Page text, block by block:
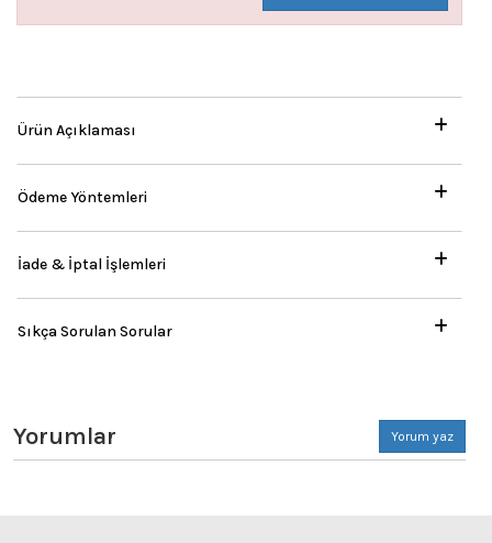
Ürün Açıklaması
Ödeme Yöntemleri
İade & İptal İşlemleri
Sıkça Sorulan Sorular
Yorumlar Yorum yaz